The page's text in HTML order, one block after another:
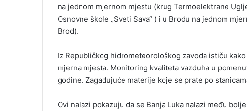
na jednom mjernom mjestu (krug Termoelektrane
Osnovne škole „Sveti Sava“ ) i u Brodu na jednom
Brod).
Iz Republičkog hidrometeorološkog zavoda ističu
mjerna mjesta. Monitoring kvaliteta vazduha u
godine. Zagađujuće materije koje se prate po
Ovi nalazi pokazuju da se Banja Luka nalazi među